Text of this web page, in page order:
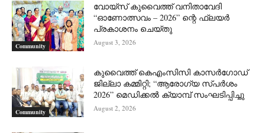
Community
വോയ്സ് കുവൈത്ത് വനിതാവേദി
“ഓണോത്സവം – 2026” ന്റെ ഫ്ലയർ
പ്രകാശനം ചെയ്തു
August 3, 2026
Community
കുവൈത്ത് കെഎംസിസി കാസർഗോഡ്
ജില്ലാ കമ്മിറ്റി; “ആരോഗ്യ സ്പർശം
2026” മെഡിക്കൽ ക്യാമ്പ് സംഘടിപ്പിച്ചു
August 2, 2026